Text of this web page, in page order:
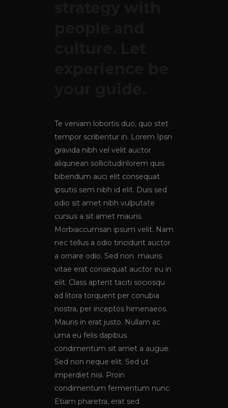
Te veniam lobortis duo, quo stet
tempor scribentur in. Lorem Ipsn
gravida nibh vel velit auctor
aliqunean sollicitudinlorem quis
bibendum auci elit consequat
ipsutis sem nibh id elit. Duis sed
odio sit amet nibh vulputate
cursus a sit amet mauris.
Morbiaccumsan ipsum velit. Nam
nec tellus a odio tincidunt auctor
a ornare odio. Sed non mauris
vitae erat consequat auctor eu in
elit. Class aptent taciti sociosqu
ad litora torquent per conubia
nostra, per inceptos himenaeos.
Mauris in erat justo. Nullam ac
urna eu felis dapibus
condimentum sit amet a augue.
Sed non neque elit. Sed ut
imperdiet nisi. Proin
condimentum fermentum nunc.
Etiam pharetra, erat sed